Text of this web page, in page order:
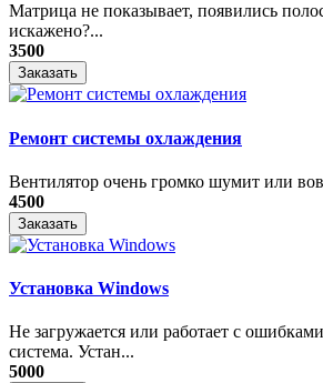
Матрица не показывает, появились
искажено?...
3500
Заказать
Ремонт системы охлаждения
Вентилятор очень громко шумит или
4500
Заказать
Установка Windows
Не загружается или работает с
система. Устан...
5000